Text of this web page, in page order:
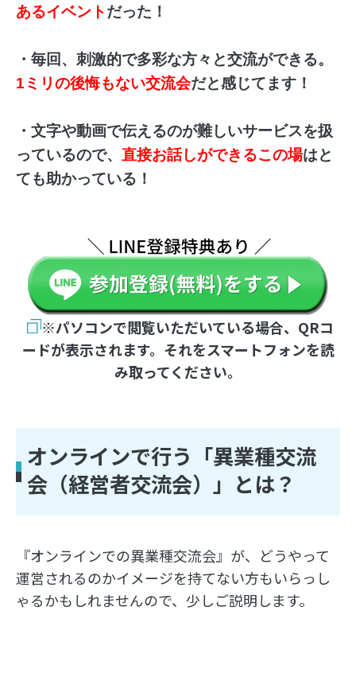
あるイベントだった！
・毎回、刺激的で多彩な方々と交流ができる。
1ミリの後悔もない交流会だと感じてます！
・文字や動画で伝えるのが難しいサービスを扱
っているので、 直接お話しができるこの場はと
ても助かっている！
※パソコンで閲覧いただいている場合、QRコ
ードが表示されます。それをスマートフォンを読
み取ってください。
オンラインで行う「異業種交流
会（経営者交流会）」とは？
『オンラインでの異業種交流会』が、どうやって
運営されるのかイメージを持てない方もいらっし
ゃるかもしれませんので、少しご説明します。